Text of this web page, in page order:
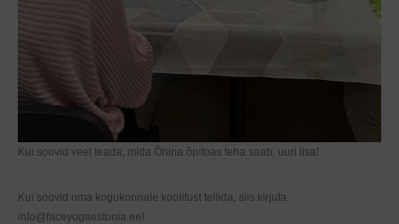
Kui soovid veel teada, mida Õhina õpitoas teha saab, uuri lisa!
Kui soovid oma kogukonnale koolitust tellida, siis kirjuta
info@faceyogaestonia.ee!